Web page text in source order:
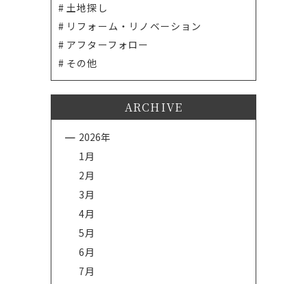
土地探し
リフォーム・リノベーション
アフターフォロー
その他
ARCHIVE
2026年
1月
2月
3月
4月
5月
6月
7月